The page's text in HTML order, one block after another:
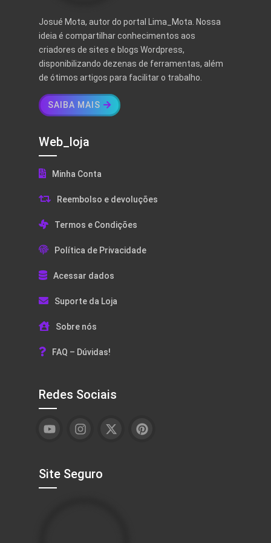
Josué Mota, autor do portal Lima_Mota. Nossa
ideia é compartilhar conhecimentos aos
criadores de sites e blogs Wordpress,
disponibilizando dezenas de ferramentas, além
de ótimos artigos para facilitar o trabalho.
SAIBA MAIS
Web_loja
Minha Conta
Reembolso e devoluções
Termos e Condições
Política de Privacidade
Acessar dados
Suporte da Loja
Sobre nós
FAQ – Dúvidas!
Redes Sociais
Site Seguro